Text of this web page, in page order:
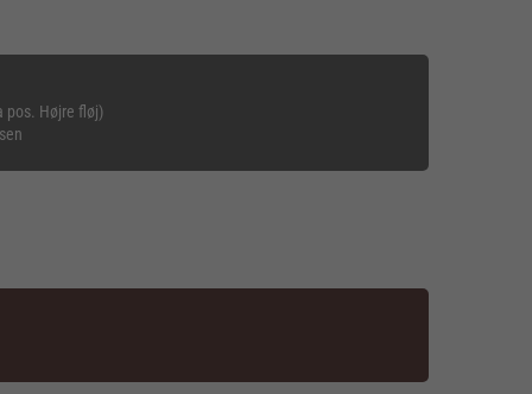
pos. Højre fløj)